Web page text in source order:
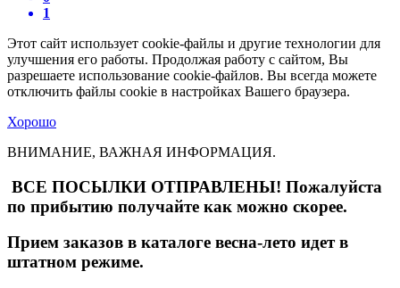
1
Этот сайт использует cookie-файлы и другие технологии для
улучшения его работы. Продолжая работу с сайтом, Вы
разрешаете использование cookie-файлов. Вы всегда можете
отключить файлы cookie в настройках Вашего браузера.
Хорошо
ВНИМАНИЕ, ВАЖНАЯ ИНФОРМАЦИЯ.
ВСЕ ПОСЫЛКИ ОТПРАВЛЕНЫ! Пожалуйста
по прибытию получайте как можно скорее.
Прием заказов в каталоге весна-лето идет в
штатном режиме.